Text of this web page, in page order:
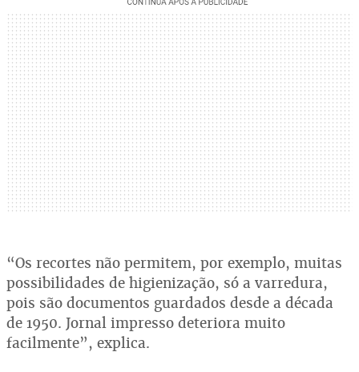
“Os recortes não permitem, por exemplo, muitas
possibilidades de higienização, só a varredura,
pois são documentos guardados desde a década
de 1950. Jornal impresso deteriora muito
facilmente”, explica.